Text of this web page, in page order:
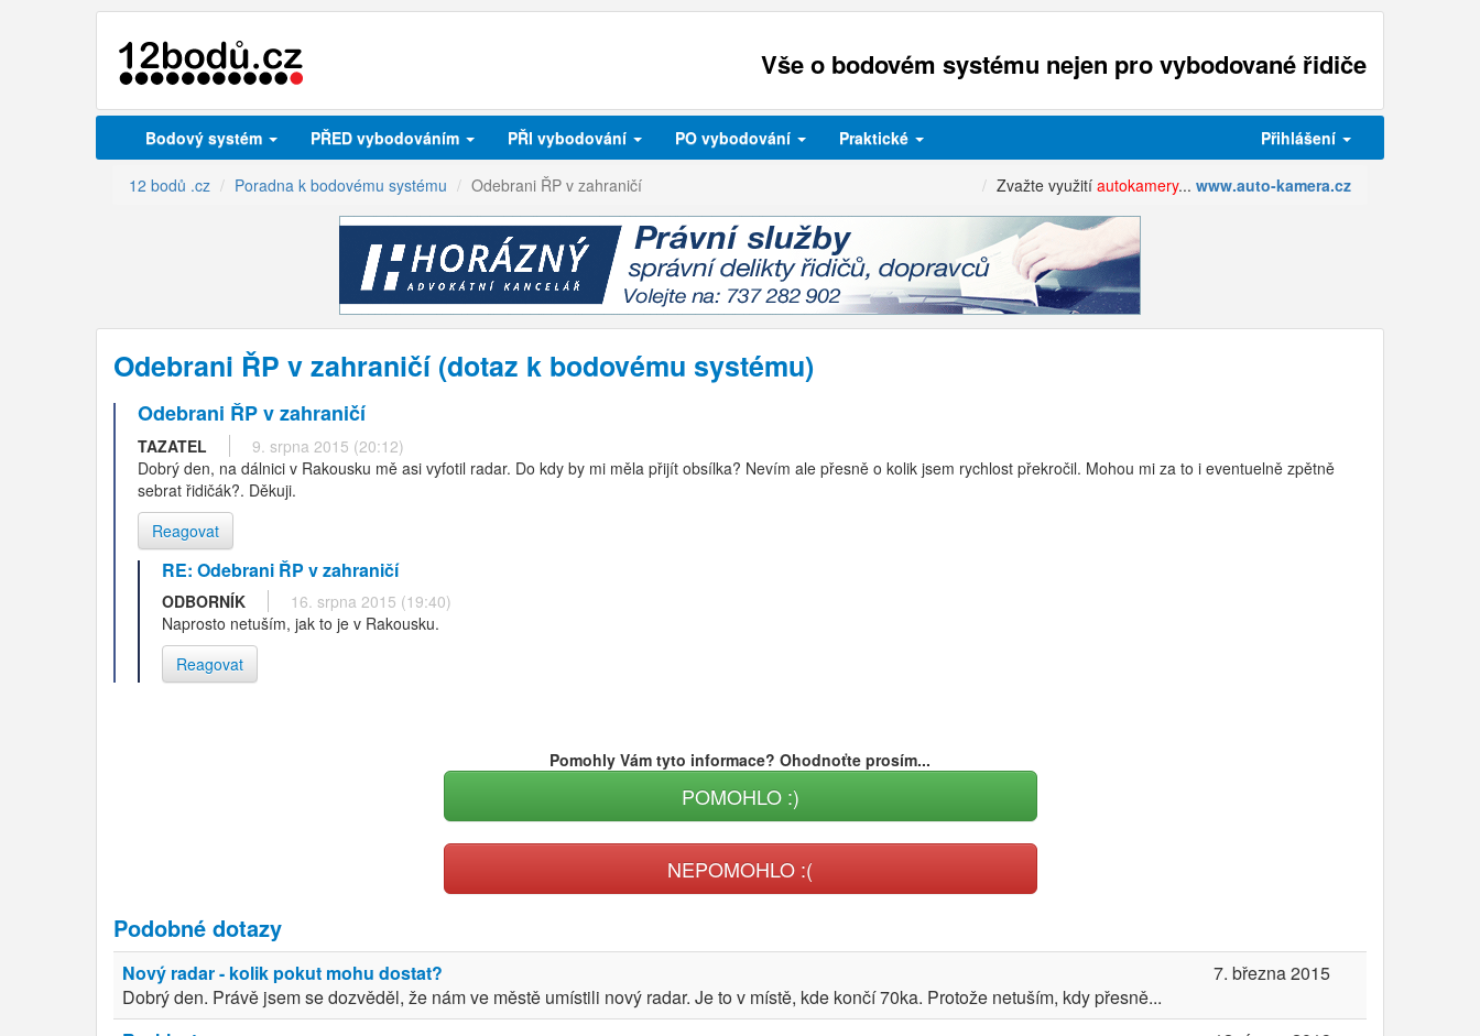
Vše o bodovém systému nejen pro vybodované řidiče
Bodový systém PŘED vybodováním PŘI vybodování PO vybodování Praktické Přihlášení
12 bodů .cz Poradna k bodovému systému Odebrani ŘP v zahraničí Zvažte využití autokamery... www.auto-kamera.cz
Odebrani ŘP v zahraničí (dotaz k bodovému systému)
Odebrani ŘP v zahraničí
TAZATEL
9. srpna 2015 (20:12)
Dobrý den, na dálnici v Rakousku mě asi vyfotil radar. Do kdy by mi měla přijít obsílka? Nevím ale přesně o kolik jsem rychlost překročil. Mohou mi za to i eventuelně zpětně
sebrat řidičák?. Děkuji.
Reagovat
RE: Odebrani ŘP v zahraničí
ODBORNÍK
16. srpna 2015 (19:40)
Naprosto netuším, jak to je v Rakousku.
Reagovat
Pomohly Vám tyto informace? Ohodnoťte prosím...
POMOHLO :)
NEPOMOHLO :(
Podobné dotazy
Nový radar - kolik pokut mohu dostat?
Dobrý den. Právě jsem se dozvěděl, že nám ve městě umístili nový radar. Je to v místě, kde končí 70ka. Protože netuším, kdy přesně...
7. března 2015